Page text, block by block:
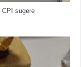
CPI sugere